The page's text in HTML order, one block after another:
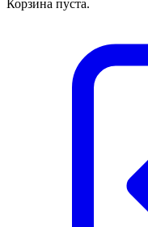
Корзина пуста.